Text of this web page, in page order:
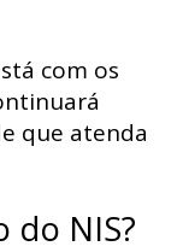
com os
que atenda
do NIS?